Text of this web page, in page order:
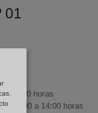
01
a 17:00 horas
09:00 a 14:00 horas